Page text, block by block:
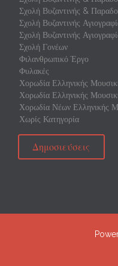
Σχολή Βυζαντινής &
Σχολή Βυζαντινής
Σχολή Βυζαντινής
Σχολή Γονέων
Φιλανθρωπικό Έργο
Φυλακές
Χορωδία Ελληνικής
Χορωδία Ελληνικής
Χορωδία Νέων Ελληνικής
Χωρίς Κατηγορία
Δημοσιεύσεις